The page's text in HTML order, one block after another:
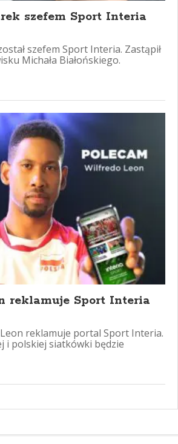
szefem Sport Interia
szefem Sport Interia. Zastąpił
Michała Białońskiego.
reklamuje Sport Interia
reklamuje portal Sport Interia.
i polskiej siatkówki będzie